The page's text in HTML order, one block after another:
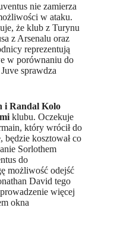
nie zamierza
w ataku.
że klub z Turynu
z Arsenalu oraz
reprezentują
w porównaniu do
sprawdza
i Randal Kolo
klubu. Oczekuje
który wrócił do
kosztował co
Sorlothem
do
możliwość odejść
David tego
więcej
okna